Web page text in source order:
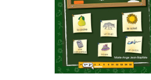
Pratique de l'épreuve ministérielle de
2e cycle du primaire
6,99 $-PDF